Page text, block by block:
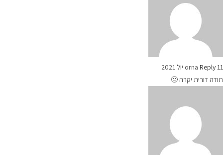
orna Reply11 יול 2021
תודה דורית יקרה 🙂